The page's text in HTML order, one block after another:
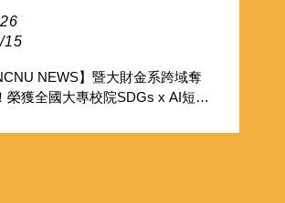
15
NEWS】暨大財金系跨域奪
榮獲全國大專校院SDGs x AI短影